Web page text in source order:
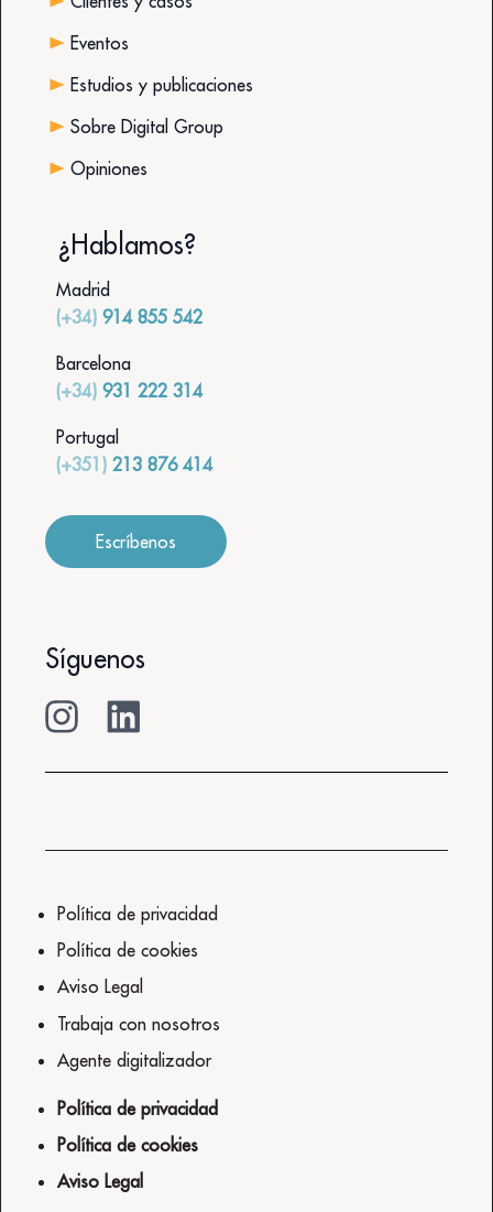
¿Hablamos?
Madrid
(+34) 914 855 542
Barcelona
(+34) 931 222 314
Portugal
(+351) 213 876 414
Escríbenos
Eventos
Estudios y publicaciones
Sobre Digital Group
Opiniones
Síguenos
Política de privacidad
Política de cookies
Aviso Legal
Trabaja con nosotros
Agente digitalizador
Política de privacidad
Política de cookies
Aviso Legal